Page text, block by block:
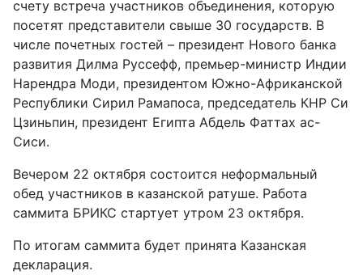
счету встреча участников объединения, которую
посетят представители свыше 30 государств. В
числе почетных гостей – президент Нового банка
развития Дилма Руссефф, премьер-министр Индии
Нарендра Моди, президентом Южно-Африканской
Республики Сирил Рамапоса, председатель КНР Си
Цзиньпин, президент Египта Абдель Фаттах ас-
Сиси.
Вечером 22 октября состоится неформальный
обед участников в казанской ратуше. Работа
саммита БРИКС стартует утром 23 октября.
По итогам саммита будет принята Казанская
декларация.